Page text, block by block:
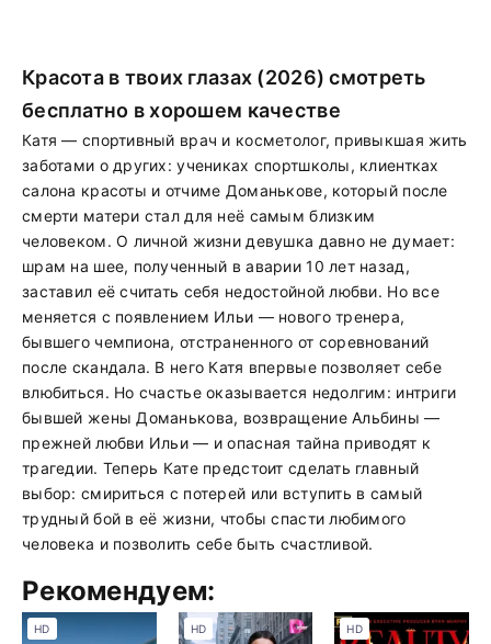
Красота в твоих глазах (2026) смотреть
бесплатно в хорошем качестве
Катя — спортивный врач и косметолог, привыкшая жить
заботами о других: учениках спортшколы, клиентках
салона красоты и отчиме Доманькове, который после
смерти матери стал для неё самым близким
человеком. О личной жизни девушка давно не думает:
шрам на шее, полученный в аварии 10 лет назад,
заставил её считать себя недостойной любви. Но все
меняется с появлением Ильи — нового тренера,
бывшего чемпиона, отстраненного от соревнований
после скандала. В него Катя впервые позволяет себе
влюбиться. Но счастье оказывается недолгим: интриги
бывшей жены Доманькова, возвращение Альбины —
прежней любви Ильи — и опасная тайна приводят к
трагедии. Теперь Кате предстоит сделать главный
выбор: смириться с потерей или вступить в самый
трудный бой в её жизни, чтобы спасти любимого
человека и позволить себе быть счастливой.
Рекомендуем:
HD HD HD